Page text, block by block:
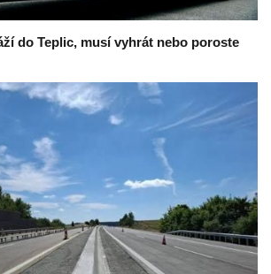
do Teplic, musí vyhrát nebo poroste